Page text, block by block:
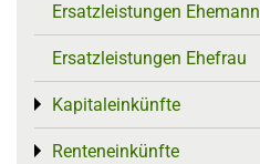
Ersatzleistungen Ehemann
Ersatzleistungen Ehefrau
Kapitaleinkünfte
Toggle menu
Renteneinkünfte
Toggle menu